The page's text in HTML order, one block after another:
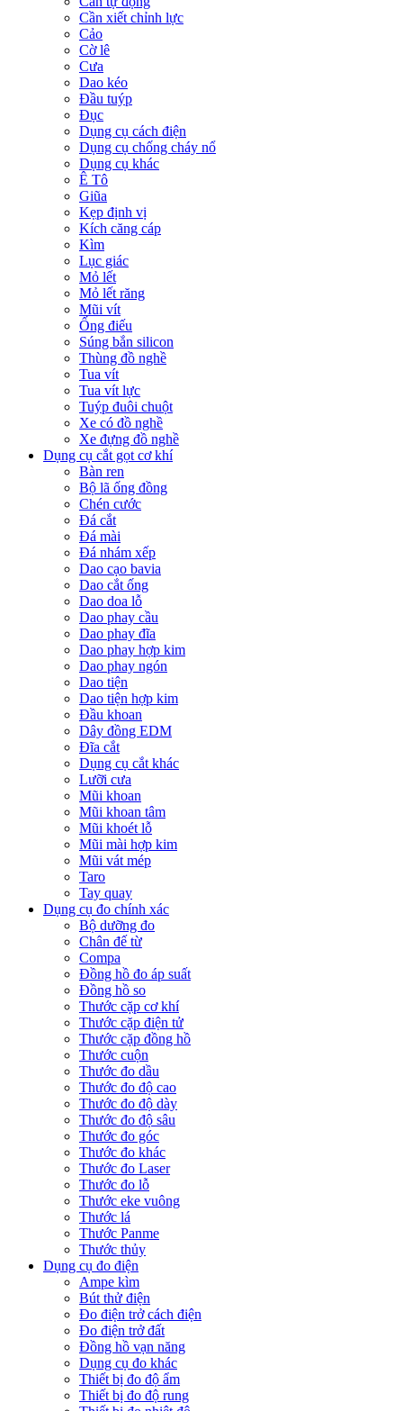
Cần xiết chỉnh lực
Cảo
Cờ lê
Cưa
Dao kéo
Đầu tuýp
Đục
Dụng cụ cách điện
Dụng cụ chống cháy nổ
Dụng cụ khác
Ê Tô
Giũa
Kẹp định vị
Kích căng cáp
Kìm
Lục giác
Mỏ lết
Mỏ lết răng
Mũi vít
Ống điếu
Súng bắn silicon
Thùng đồ nghề
Tua vít
Tua vít lực
Tuýp đuôi chuột
Xe có đồ nghề
Xe đựng đồ nghề
Dụng cụ cắt gọt cơ khí
Bàn ren
Bộ lã ống đồng
Chén cước
Đá cắt
Đá mài
Đá nhám xếp
Dao cạo bavia
Dao cắt ống
Dao doa lỗ
Dao phay cầu
Dao phay đĩa
Dao phay hợp kim
Dao phay ngón
Dao tiện
Dao tiện hợp kim
Đầu khoan
Dây đồng EDM
Đĩa cắt
Dụng cụ cắt khác
Lưỡi cưa
Mũi khoan
Mũi khoan tâm
Mũi khoét lỗ
Mũi mài hợp kim
Mũi vát mép
Taro
Tay quay
Dụng cụ đo chính xác
Bộ dưỡng đo
Chân đế từ
Compa
Đồng hồ đo áp suất
Đồng hồ so
Thước cặp cơ khí
Thước cặp điện tử
Thước cặp đồng hồ
Thước cuộn
Thước đo dầu
Thước đo độ cao
Thước đo độ dày
Thước đo độ sâu
Thước đo góc
Thước đo khác
Thước đo Laser
Thước đo lỗ
Thước eke vuông
Thước lá
Thước Panme
Thước thủy
Dụng cụ đo điện
Ampe kìm
Bút thử điện
Đo điện trở cách điện
Đo điện trở đất
Đồng hồ vạn năng
Dụng cụ đo khác
Thiết bị đo độ ẩm
Thiết bị đo độ rung